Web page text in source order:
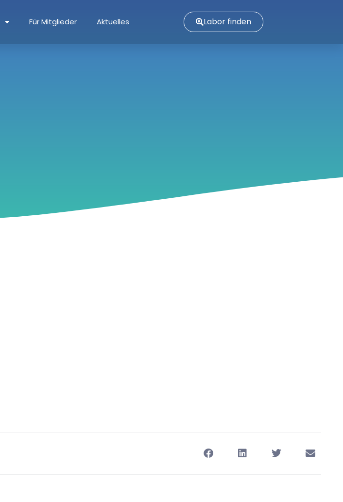
Für Mitglieder Aktuelles Labor finden